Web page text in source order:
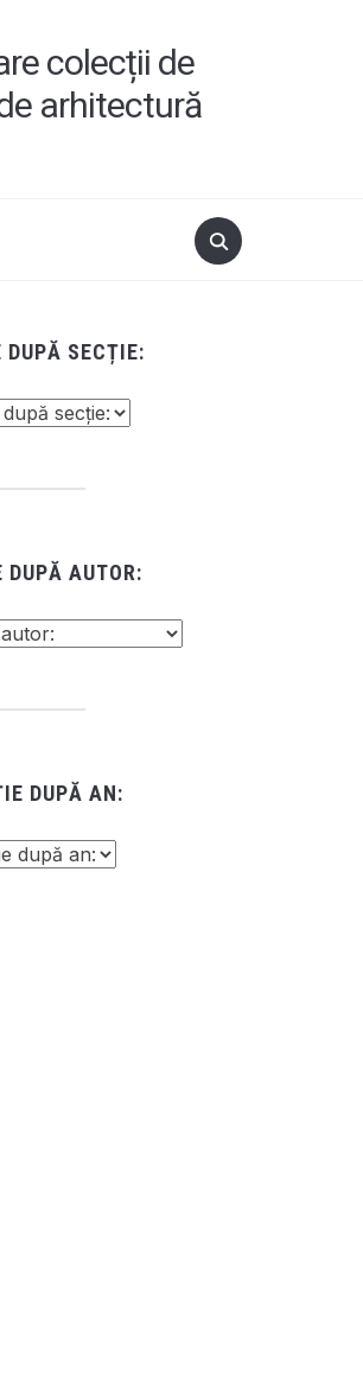
colecții de
arhitectură
DUPĂ SECȚIE:
DUPĂ AUTOR:
DUPĂ AN: